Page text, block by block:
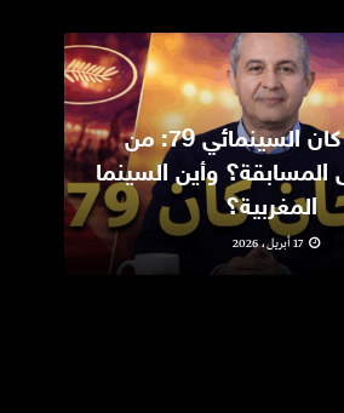
مهرجان كان السينمائي 79: من
وأين السينما
المغربية؟
17 أبريل، 2026